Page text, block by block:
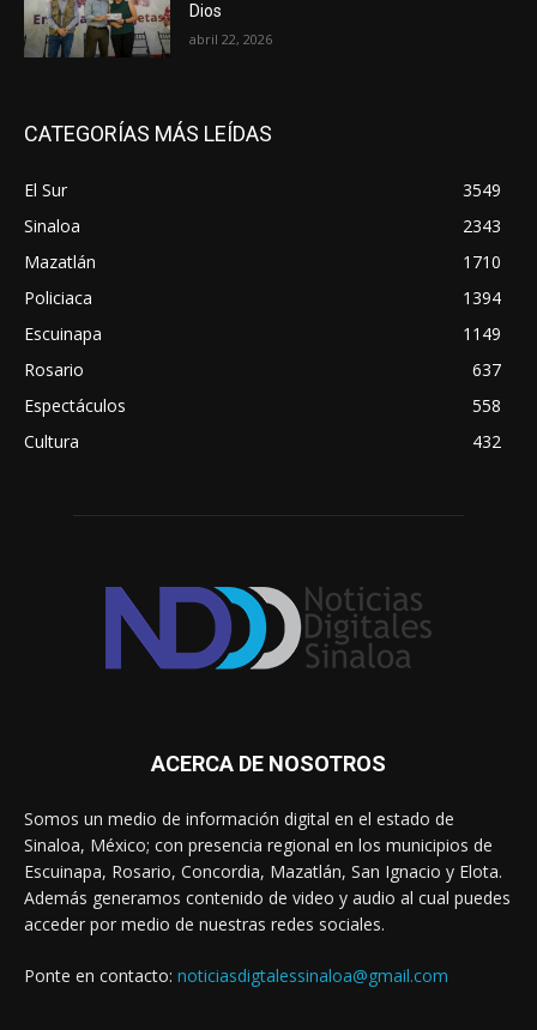
Dios
abril 22, 2026
CATEGORÍAS MÁS LEÍDAS
El Sur
3549
Sinaloa
2343
Mazatlán
1710
Policiaca
1394
Escuinapa
1149
Rosario
637
Espectáculos
558
Cultura
432
ACERCA DE NOSOTROS
Somos un medio de información digital en el estado de
Sinaloa, México; con presencia regional en los municipios de
Escuinapa, Rosario, Concordia, Mazatlán, San Ignacio y Elota.
Además generamos contenido de video y audio al cual puedes
acceder por medio de nuestras redes sociales.
Ponte en contacto: noticiasdigtalessinaloa@gmail.com